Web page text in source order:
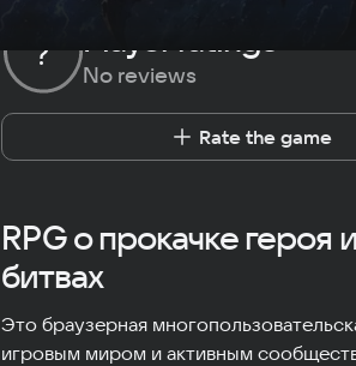
? Player ratings
No reviews
Rate the game
RPG о прокачке героя
битвах
Это браузерная
игровым миром и активным